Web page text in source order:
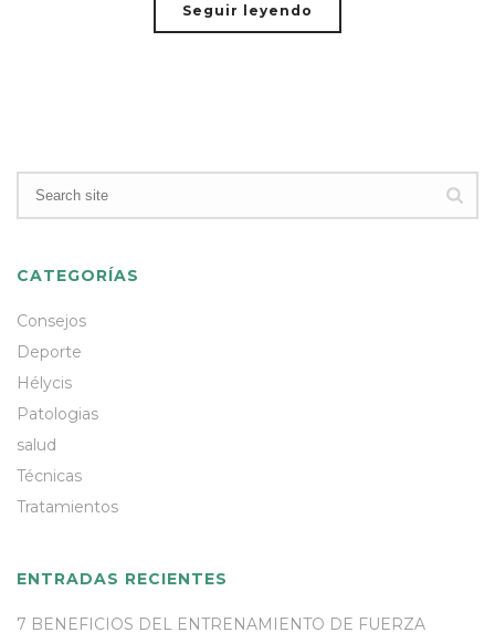
Seguir leyendo
CATEGORÍAS
Consejos
Deporte
Hélycis
Patologias
salud
Técnicas
Tratamientos
ENTRADAS RECIENTES
7 BENEFICIOS DEL ENTRENAMIENTO DE FUERZA